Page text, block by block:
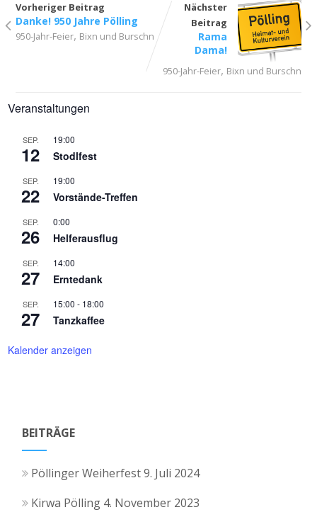
Vorheriger Beitrag
Danke! 950 Jahre Pölling
950-Jahr-Feier, Bixn und Burschn
Nächster
Beitrag
Rama
Dama!
950-Jahr-Feier, Bixn und Burschn
Veranstaltungen
SEP.
12
19:00
Stodlfest
SEP.
22
19:00
Vorstände-Treffen
SEP.
26
0:00
Helferausflug
SEP.
27
14:00
Erntedank
SEP.
27
15:00 - 18:00
Tanzkaffee
Kalender anzeigen
BEITRÄGE
Pöllinger Weiherfest9. Juli 2024
Kirwa Pölling 4. November 2023